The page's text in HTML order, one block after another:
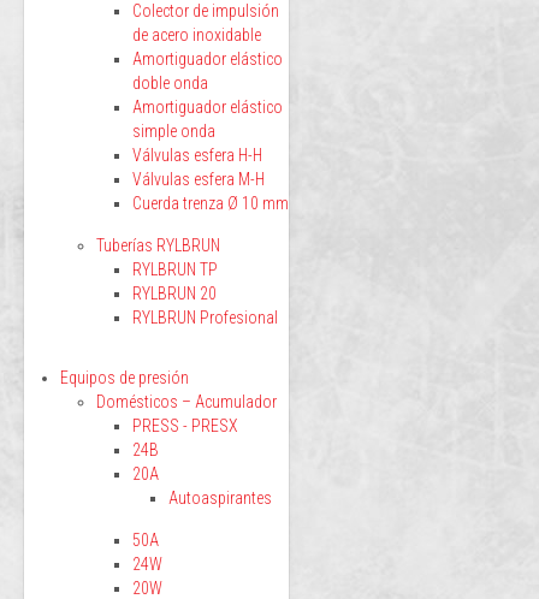
Colector de impulsión
de acero inoxidable
Amortiguador elástico
doble onda
Amortiguador elástico
simple onda
Válvulas esfera H-H
Válvulas esfera M-H
Cuerda trenza Ø 10 mm
Tuberías RYLBRUN
RYLBRUN TP
RYLBRUN 20
RYLBRUN Profesional
Equipos de presión
Domésticos – Acumulador
PRESS - PRESX
24B
20A
Autoaspirantes
50A
24W
20W